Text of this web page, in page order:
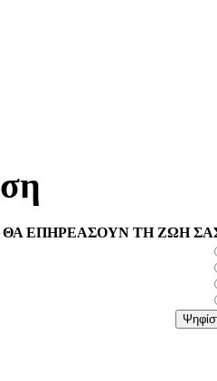
ΕΠΗΡΕΑΣΟΥΝ ΤΗ ΖΩΗ